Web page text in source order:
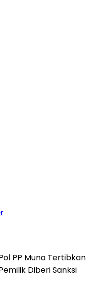
PP Muna Tertibkan
Diberi Sanksi